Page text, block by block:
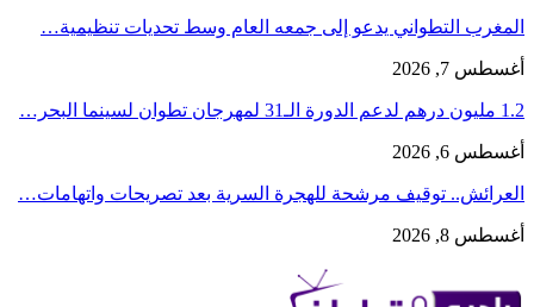
المغرب التطواني يدعو إلى جمعه العام وسط تحديات تنظيمية…
أغسطس 7, 2026
1.2 مليون درهم لدعم الدورة الـ31 لمهرجان تطوان لسينما البحر…
أغسطس 6, 2026
العرائش.. توقيف مرشحة للهجرة السرية بعد تصريحات واتهامات…
أغسطس 8, 2026